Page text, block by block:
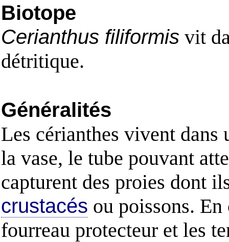
Biotope
Cerianthus filiformis vit
détritique.
Généralités
Les cérianthes vivent dans
la vase, le tube pouvant
capturent des proies dont
crustacés ou poissons. En
fourreau protecteur et les